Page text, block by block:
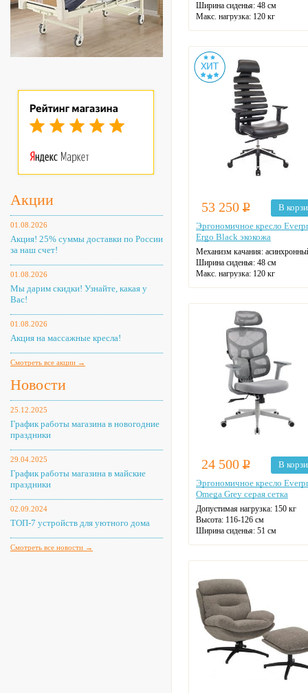
Акции
01.08.2026
Акция! 25% суммы доставки по России
за наш счет!
01.08.2026
Мы дарим скидки! Узнайте, какая у
Вас!
01.08.2026
Акция на массажные кресла!
Смотреть все акции →
Новости
25.12.2025
График работы магазина в новогодние
праздники
29.04.2025
График работы магазина в майские
праздники
02.09.2024
ТОП-7 устройств для уютного дома
Смотреть все новости →
Ширина сиденья: 48 см
Макс. нагрузка: 120 кг
Регулировка высоты: газлифт
Крестовина: алюминиевая
Цвет: черный
53 250 Р
В
Эргономичное кресло
Ergo Black экокожа
Механизм качания:
Ширина сиденья: 48 см
Макс. нагрузка: 120 кг
Регулировка высоты: газлифт
Крестовина: алюминиевая
Цвет: черный
24 500 Р
В
Эргономичное кресло
Omega Grey серая сетка
Допустимая нагрузка: 150 кг
Высота: 116-126 см
Ширина сиденья: 51 см